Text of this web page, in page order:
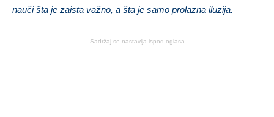
nauči šta je zaista važno, a šta je samo prolazna iluzija.
Sadržaj se nastavlja ispod oglasa